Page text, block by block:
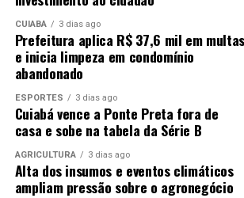
CUIABÁ 3 dias ago
Prefeitura aplica R$ 37,6 mil em multas
e inicia limpeza em condomínio
abandonado
ESPORTES 3 dias ago
Cuiabá vence a Ponte Preta fora de
casa e sobe na tabela da Série B
AGRICULTURA 3 dias ago
Alta dos insumos e eventos climáticos
ampliam pressão sobre o agronegócio